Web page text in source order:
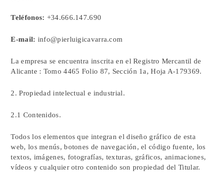
Teléfonos: +34.666.147.690
E-mail: info@pierluigicavarra.com
La empresa se encuentra inscrita en el Registro Mercantil de
Alicante : Tomo 4465 Folio 87, Sección 1a, Hoja A-179369.
2. Propiedad intelectual e industrial.
2.1 Contenidos.
Todos los elementos que integran el diseño gráfico de esta
web, los menús, botones de navegación, el código fuente, los
textos, imágenes, fotografías, texturas, gráficos, animaciones,
vídeos y cualquier otro contenido son propiedad del Titular.